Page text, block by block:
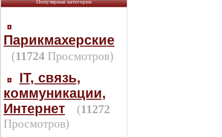
Популярные категории
Парикмахерские
(11724 Просмотров)
IT, связь,
коммуникации,
Интернет
(11272
Просмотров)